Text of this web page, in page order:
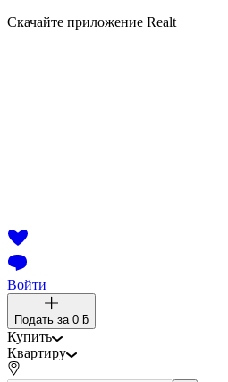
Скачайте приложение Realt
Войти
Подать за 0 ƃ
Купить
Квартиру